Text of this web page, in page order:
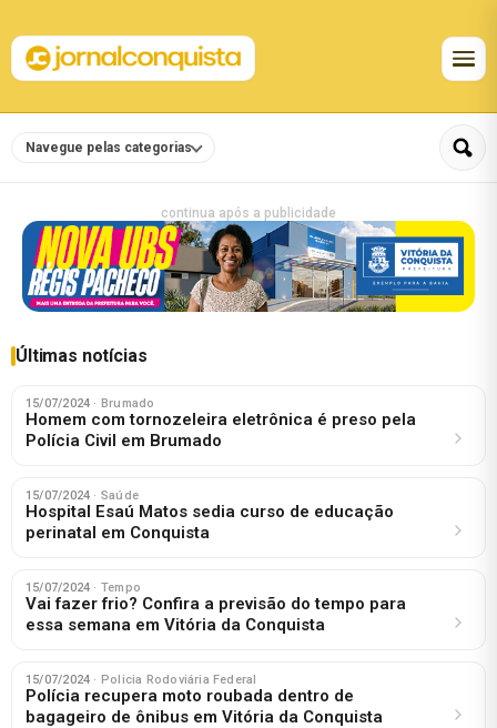
Navegue pelas categorias
continua após a publicidade
Últimas notícias
15/07/2024 · Brumado
Homem com tornozeleira eletrônica é preso pela
Polícia Civil em Brumado
15/07/2024 · Saúde
Hospital Esaú Matos sedia curso de educação
perinatal em Conquista
15/07/2024 · Tempo
Vai fazer frio? Confira a previsão do tempo para
essa semana em Vitória da Conquista
15/07/2024 · Policia Rodoviária Federal
Polícia recupera moto roubada dentro de
bagageiro de ônibus em Vitória da Conquista